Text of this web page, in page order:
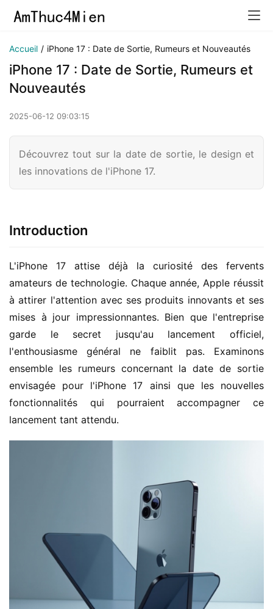
Accueil / iPhone 17 : Date de Sortie, Rumeurs et Nouveautés
iPhone 17 : Date de Sortie, Rumeurs et
Nouveautés
2025-06-12 09:03:15
Découvrez tout sur la date de sortie, le design et
les innovations de l'iPhone 17.
Introduction
L'iPhone 17 attise déjà la curiosité des fervents
amateurs de technologie. Chaque année, Apple réussit
à attirer l'attention avec ses produits innovants et ses
mises à jour impressionnantes. Bien que l'entreprise
garde le secret jusqu'au lancement officiel,
l'enthousiasme général ne faiblit pas. Examinons
ensemble les rumeurs concernant la date de sortie
envisagée pour l'iPhone 17 ainsi que les nouvelles
fonctionnalités qui pourraient accompagner ce
lancement tant attendu.